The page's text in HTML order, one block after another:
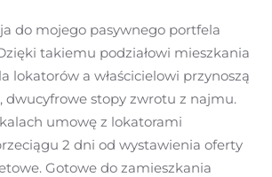
do mojego pasywnego portfela
takiemu podziałowi mieszkania
lokatorów a właścicielowi przynoszą
dwucyfrowe stopy zwrotu z najmu.
umowę z lokatorami
2 dni od wystawienia oferty
Gotowe do zamieszkania